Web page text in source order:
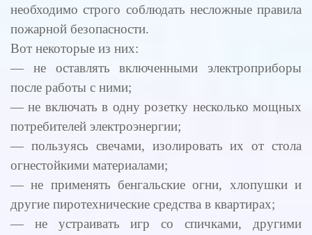
необходимо строго соблюдать несложные правила
пожарной безопасности.
Вот некоторые из них:
— не оставлять включенными электроприборы
после работы с ними;
— не включать в одну розетку несколько мощных
потребителей электроэнергии;
— пользуясь свечами, изолировать их от стола
огнестойкими материалами;
— не применять бенгальские огни, хлопушки и
другие пиротехнические средства в квартирах;
— не устраивать игр со спичками, другими